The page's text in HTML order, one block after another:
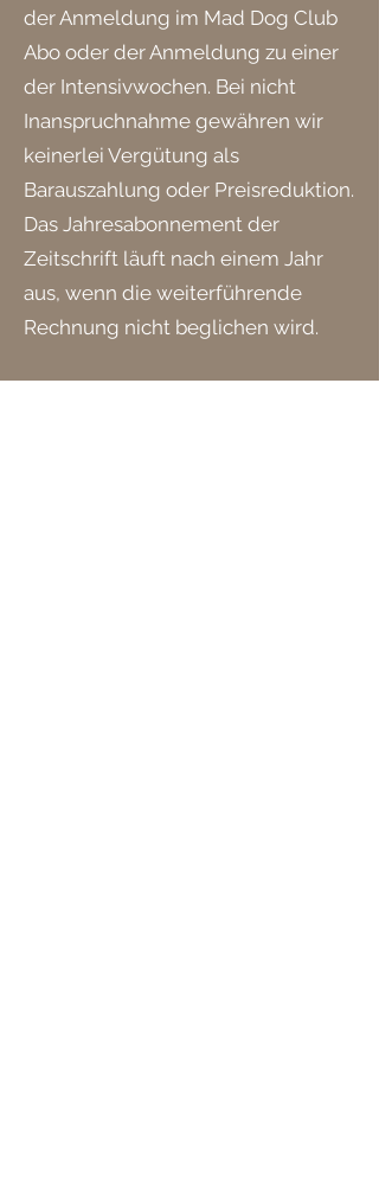
der Anmeldung im Mad Dog Club
Abo oder der Anmeldung zu einer
der Intensivwochen. Bei nicht
Inanspruchnahme gewähren wir
keinerlei Vergütung als
Barauszahlung oder Preisreduktion.
Das Jahresabonnement der
Zeitschrift läuft nach einem Jahr
aus, wenn die weiterführende
Rechnung nicht beglichen wird.